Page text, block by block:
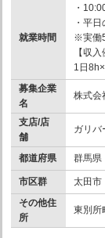
就業時間
・
・平
※実働
【収
1日
募集企業
名
株式会
支店/店
舗
ガリバ
都道府県 群馬県
市区群
太田市
その他住
所
東別所